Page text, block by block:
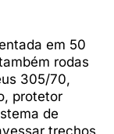
em 50
rodas
305/70,
protetor
de
trechos